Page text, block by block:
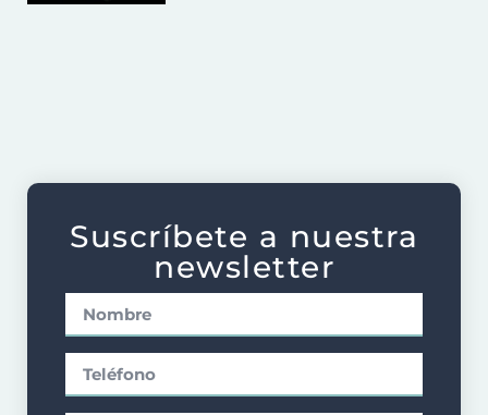
Suscríbete a nuestra
newsletter